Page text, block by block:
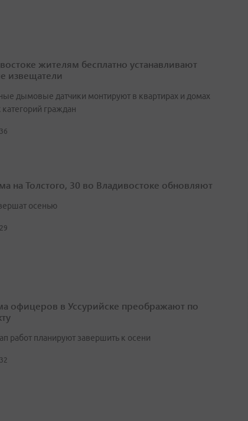
жителям бесплатно устанавливают
извещатели
дымовые датчики монтируют в квартирах и домах
граждан
на Толстого, 30 во Владивостоке обновляют
осенью
офицеров в Уссурийске преображают по
работ планируют завершить к осени